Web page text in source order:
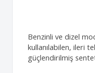
Benzinli ve dizel
kullanılabilen, ileri
güçlendirilmiş